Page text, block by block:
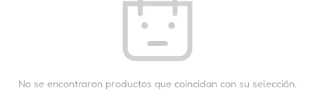
No se encontraron productos que coincidan con su selección.